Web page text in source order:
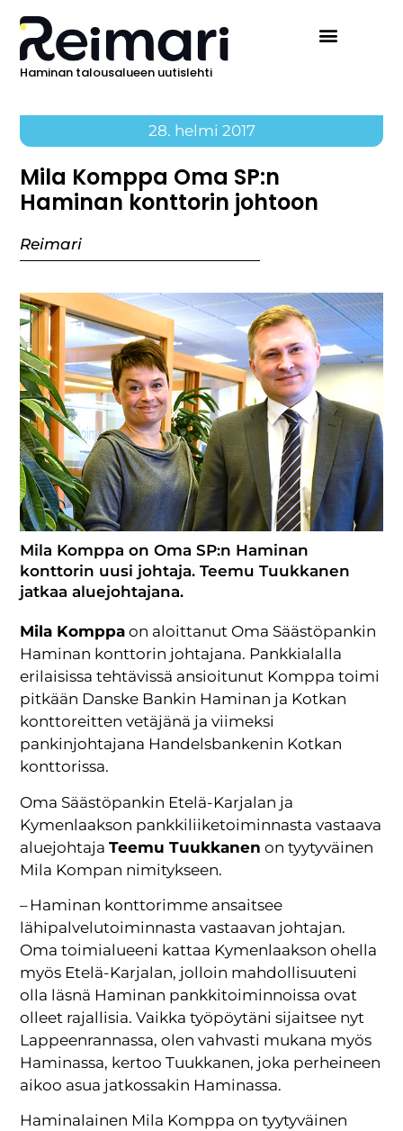
Haminan talousalueen uutislehti
28. helmi 2017
Mila Komppa Oma SP:n
Haminan konttorin johtoon
Reimari
Mila Komppa on Oma SP:n Haminan
konttorin uusi johtaja. Teemu Tuukkanen
jatkaa aluejohtajana.
Mila Komppa on aloittanut Oma Säästöpankin
Haminan konttorin johtajana. Pankkialalla
erilaisissa tehtävissä ansioitunut Komppa toimi
pitkään Danske Bankin Haminan ja Kotkan
konttoreitten vetäjänä ja viimeksi
pankinjohtajana Handelsbankenin Kotkan
konttorissa.
Oma Säästöpankin Etelä-Karjalan ja
Kymenlaakson pankkiliiketoiminnasta vastaava
aluejohtajaTeemu Tuukkanen on tyytyväinen
Mila Kompan nimitykseen.
– Haminan konttorimme ansaitsee
lähipalvelutoiminnasta vastaavan johtajan.
Oma toimialueeni kattaa Kymenlaakson ohella
myös Etelä-Karjalan, jolloin mahdollisuuteni
olla läsnä Haminan pankkitoiminnoissa ovat
olleet rajallisia. Vaikka työpöytäni sijaitsee nyt
Lappeenrannassa, olen vahvasti mukana myös
Haminassa, kertoo Tuukkanen, joka perheineen
aikoo asua jatkossakin Haminassa.
Haminalainen Mila Komppa on tyytyväinen